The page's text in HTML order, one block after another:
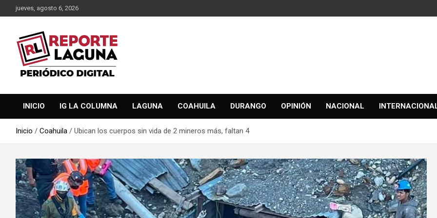
Saltar
al
jueves, agosto 6, 2026
Reporte Laguna
INICIO IG LA COLUMNA LAGUNA COAHUILA DURANGO OPINIÓN NACIONAL
Inicio Coahuila Ubican los cuerpos sin vida de 2 mineros más, faltan 4